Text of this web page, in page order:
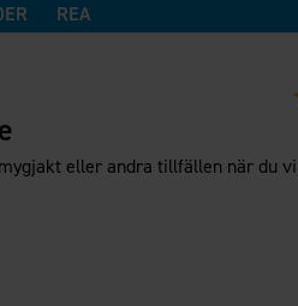
REA
eller andra tillfällen när du